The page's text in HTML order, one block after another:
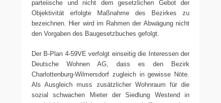
parteiische und nicht dem gesetzlichen Gebot der
Objektivität erfolgte Maßnahme des Bezirkes zu
bezeichnen. Hier wird im Rahmen der Abwägung nicht
den Vorgaben des Baugesetzbuches gefolgt.
Der B-Plan 4-59VE verfolgt einseitig die Interessen der
Deutsche Wohnen AG, dass es den Bezirk
Charlottenburg-Wilmersdorf zugleich in gewisse Nöte.
Als Ausgleich muss zusätzlicher Wohnraum für die
sozial schwachen Mieter der Siedlung Westend in